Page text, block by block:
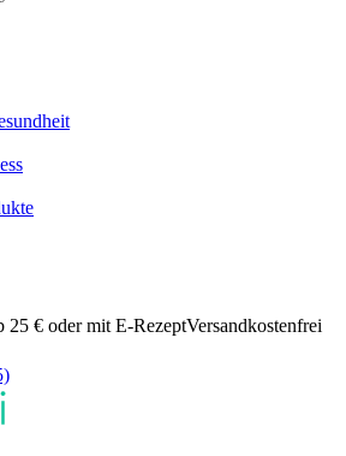
25 € oder mit E-RezeptVersandkostenfrei